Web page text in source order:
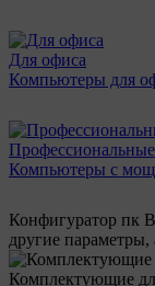
Для офиса
Компьютеры для
Профессиональные
Компьютеры с
Конфигуратор пк
другие
Комплектующие